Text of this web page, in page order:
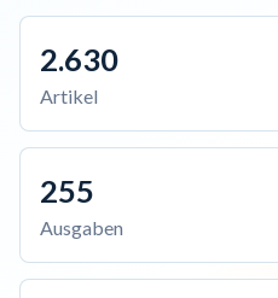
2.630
Artikel
255
Ausgaben